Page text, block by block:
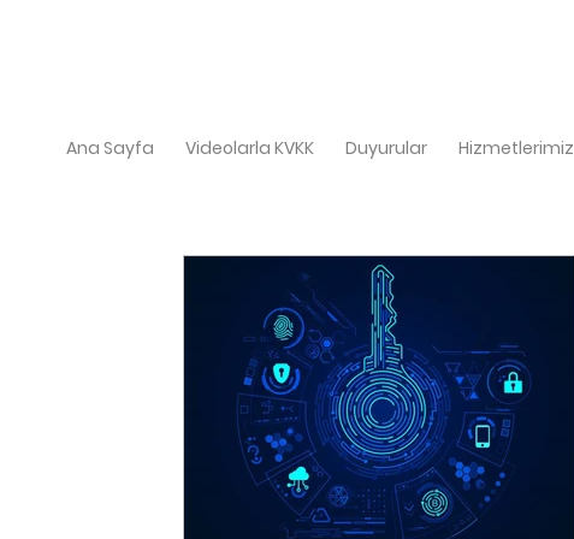
Ana Sayfa Videolarla KVKK Duyurular Hizmetlerimiz